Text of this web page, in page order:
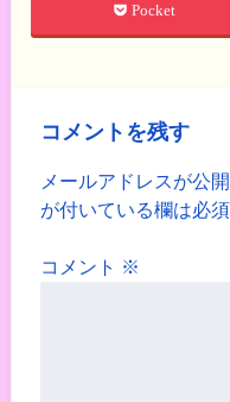
Pocket
コメントを残す
メールアドレスが公
が付いている欄は必
コメント ※